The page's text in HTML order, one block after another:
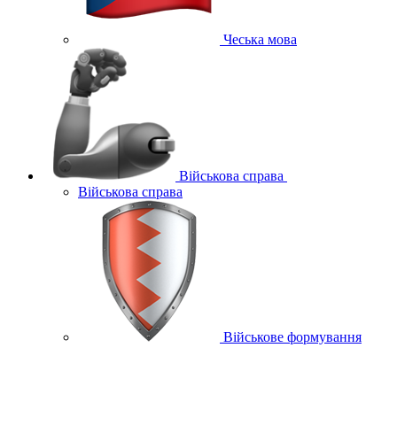
Чеська мова
Військова справа
Військова справа
Військове формування